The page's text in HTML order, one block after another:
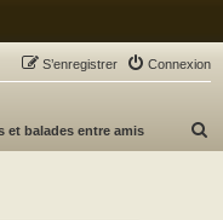
Connexion
S’enregistrer
et balades entre amis